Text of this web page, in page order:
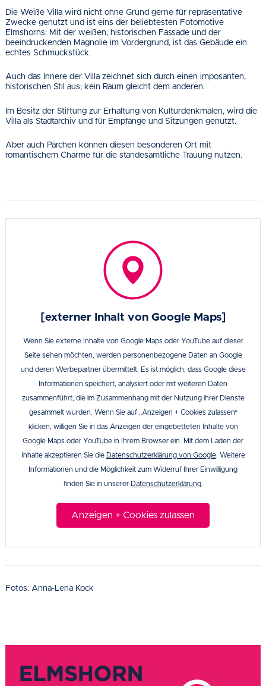
Die Weiße Villa wird nicht ohne Grund gerne für repräsentative
Zwecke genutzt und ist eins der beliebtesten Fotomotive
Elmshorns: Mit der weißen, historischen Fassade und der
beeindruckenden Magnolie im Vordergrund, ist das Gebäude ein
echtes Schmuckstück.
Auch das Innere der Villa zeichnet sich durch einen imposanten,
historischen Stil aus; kein Raum gleicht dem anderen.
Im Besitz der Stiftung zur Erhaltung von Kulturdenkmalen, wird die
Villa als Stadtarchiv und für Empfänge und Sitzungen genutzt.
Aber auch Pärchen können diesen besonderen Ort mit
romantischem Charme für die standesamtliche Trauung nutzen.
[externer Inhalt von Google Maps]
Wenn Sie externe Inhalte von Google Maps oder YouTube auf dieser
Seite sehen möchten, werden personenbezogene Daten an Google
und deren Werbepartner übermittelt. Es ist möglich, dass Google diese
Informationen speichert, analysiert oder mit weiteren Daten
zusammenführt, die im Zusammenhang mit der Nutzung ihrer Dienste
gesammelt wurden. Wenn Sie auf „Anzeigen + Cookies zulassen“
klicken, willigen Sie in das Anzeigen der eingebetteten Inhalte von
Google Maps oder YouTube in Ihrem Browser ein. Mit dem Laden der
Inhalte akzeptieren Sie die Datenschutzerklärung von Google. Weitere
Informationen und die Möglichkeit zum Widerruf Ihrer Einwilligung
finden Sie in unserer Datenschutzerklärung.
Anzeigen + Cookies zulassen
Fotos: Anna-Lena Kock